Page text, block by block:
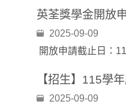
英荃獎學金開放
2025-09-09
開放申請截止日：
2025-09-09